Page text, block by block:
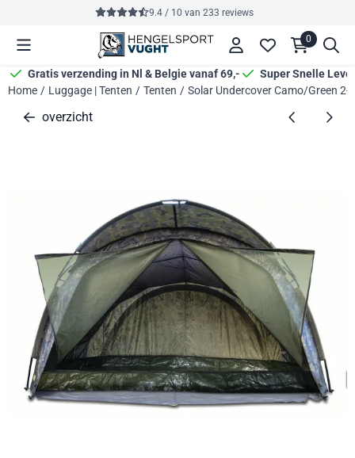
Cookievoorkeuren zijn momenteel gesloten.
9.4 / 10 van 233 reviews
0
Gratis verzending in Nl & Belgie vanaf 69,-
Super Snelle
Home / Luggage | Tenten / Tenten / Solar Undercover Camo/Green 2-
overzicht